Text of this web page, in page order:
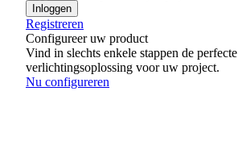
Inloggen
Registreren
Configureer uw product
Vind in slechts enkele stappen de perfecte
verlichtingsoplossing voor uw project.
Nu configureren